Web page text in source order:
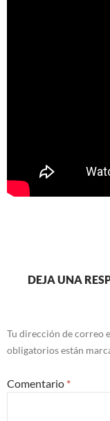
DEJA UNA
Tu dirección de correo
obligatorios están
Comentario *